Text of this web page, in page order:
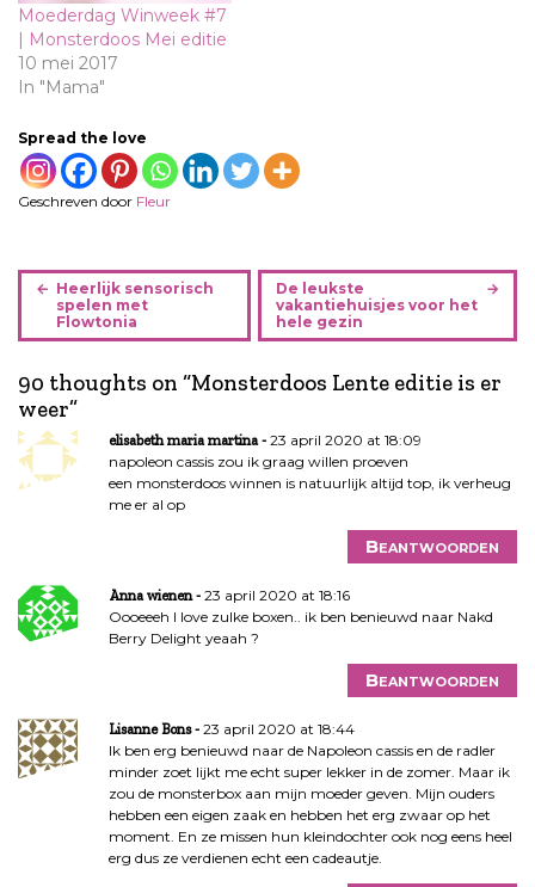
Moederdag Winweek #7
| Monsterdoos Mei editie
10 mei 2017
In "Mama"
Spread the love
Geschreven door Fleur
B
r
c
h
t
n
a
a
t
Heerlijk sensorisch
spelen met
Flowtonia
De leukste
vakantiehuisjes voor het
hele gezin
90 thoughts on “Monsterdoos Lente editie is er
weer”
elisabeth maria martina
23 april 2020 at 18:09
napoleon cassis zou ik graag willen proeven
een monsterdoos winnen is natuurlijk altijd top, ik verheug
me er al op
Beantwoorden
Anna wienen
23 april 2020 at 18:16
Oooeeeh I love zulke boxen.. ik ben benieuwd naar Nakd
Berry Delight yeaah ?
Beantwoorden
Lisanne Bons
23 april 2020 at 18:44
Ik ben erg benieuwd naar de Napoleon cassis en de radler
minder zoet lijkt me echt super lekker in de zomer. Maar ik
zou de monsterbox aan mijn moeder geven. Mijn ouders
hebben een eigen zaak en hebben het erg zwaar op het
moment. En ze missen hun kleindochter ook nog eens heel
erg dus ze verdienen echt een cadeautje.